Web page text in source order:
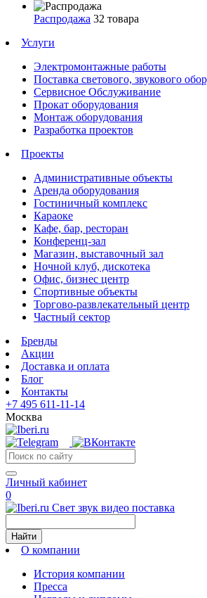
Распродажа 32 товара
Услуги
Электромонтажные работы
Поставка светового, звукового
Сервисное Обслуживание
Прокат оборудования
Монтаж оборудования
Разработка проектов
Проекты
Административные объекты
Аренда оборудования
Гостиничный комплекс
Караоке
Кафе, бар, ресторан
Конференц-зал
Магазин, выставочный зал
Ночной клуб, дискотека
Офис, бизнес центр
Спортивные объекты
Торгово-развлекательный центр
Частный сектор
Бренды
Акции
Доставка и оплата
Блог
Контакты
+7 495 611-11-14
Москва
Личный кабинет
0
Свет звук видео поставка
Найти
О компании
История компании
Пресса